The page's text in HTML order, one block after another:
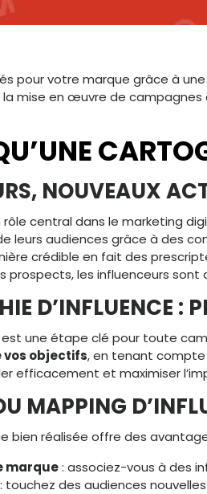
pour votre marque grâce à
la mise en œuvre de
NOUVEAUX
central dans le marketing
leurs audiences grâce à des
crédible en fait des
prospects, les influenceurs
D’INFLUENCE :
une étape clé pour toute
objectifs, en tenant compte
efficacement et maximiser
MAPPING
bien réalisée offre des
marque: associez-vous à des
: touchez des audiences